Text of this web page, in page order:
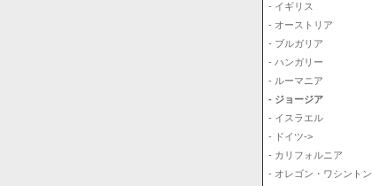
- イギリス
- オーストリア
- ブルガリア
- ハンガリー
- ルーマニア
- ジョージア
- イスラエル
- ドイツ->
- カリフォルニア
- オレゴン・ワシントン